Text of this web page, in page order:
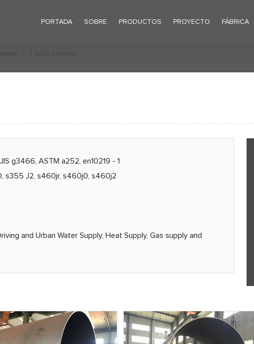
PORTADA SOBRE PRODUCTOS PROYECTO FÁBRICA
g3466, ASTM a252, en10219 - 1
s355 J2, s460jr, s460j0, s460j2
and Urban Water Supply, Heat Supply, Gas supply and